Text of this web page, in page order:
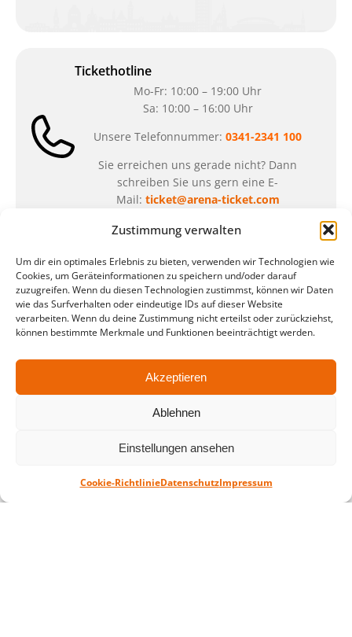
Zustimmung verwalten
Um dir ein optimales Erlebnis zu bieten, verwenden wir Technologien wie
Cookies, um Geräteinformationen zu speichern und/oder darauf
zuzugreifen. Wenn du diesen Technologien zustimmst, können wir Daten
wie das Surfverhalten oder eindeutige IDs auf dieser Website
verarbeiten. Wenn du deine Zustimmung nicht erteilst oder zurückziehst,
können bestimmte Merkmale und Funktionen beeinträchtigt werden.
Akzeptieren
Ablehnen
Einstellungen ansehen
Cookie-RichtlinieDatenschutzImpressum
Tickethotline
Mo-Fr: 10:00 – 19:00 Uhr
Sa: 10:00 – 16:00 Uhr
Unsere Telefonnummer: 0341-2341 100
Sie erreichen uns gerade nicht? Dann
schreiben Sie uns gern eine E-
Mail: ticket@arena-ticket.com
unsere Sonderöffnungszeiten im Sommer:
in der Zeit vom 06.07. – 07.08.2026
Montag – Freitag: 10-18 Uhr Samstag:
Standort
QUARTERBACK Immobilien ARENA
Nahverkehr: Straßenbahn Linien 3, 4, 7, 8, 15